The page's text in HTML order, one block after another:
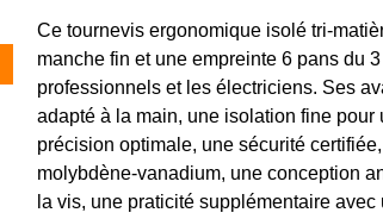
Ce tournevis ergonomique isolé tri-
manche fin et une empreinte 6 pans du
professionnels et les électriciens. Ses
adapté à la main, une isolation fine
précision optimale, une sécurité
molybdène-vanadium, une conception
la vis, une praticité supplémentaire